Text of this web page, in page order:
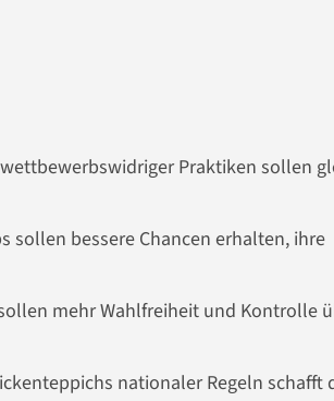
Praktiken sollen
sollen bessere Chancen erhalten, ihre
mehr Wahlfreiheit und Kontrolle
nationaler Regeln schafft